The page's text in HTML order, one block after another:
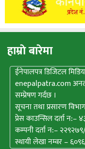
हाम्राे बारेमा
ईनेपालपत्र डिजिटल
enepalpatra.com
सम्प्रेषण गर्दछ ।
सूचना तथा प्रसारण
प्रेस काउन्सिल दर्ता
कम्पनी दर्ता न:–
स्थायी लेखा नम्वर –